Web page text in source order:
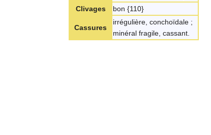
Clivages
bon {110}
Cassures
irrégulière, conchoïdale ;
minéral fragile, cassant.